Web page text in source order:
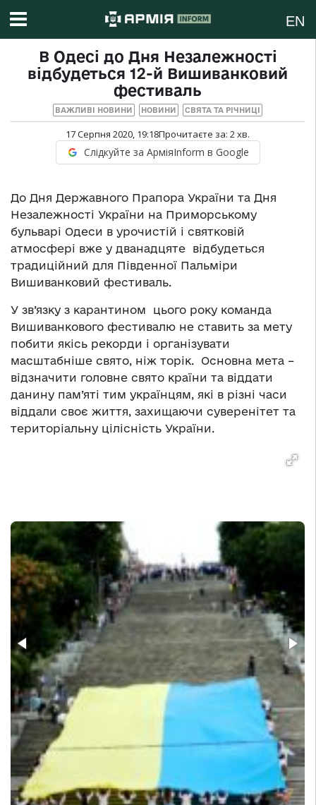
EN
В Одесі до Дня Незалежності
відбудеться 12-й Вишиванковий
фестиваль
ВАЖЛИВІ НОВИНИ НОВИНИ СВЯТА ТА РІЧНИЦІ
17 Серпня 2020, 19:18Прочитаєте за: 2хв.
Слідкуйте за АрміяInform в Google
До Дня Державного Прапора України та Дня
Незалежності України на Приморському
бульварі Одеси в урочистій і святковій
атмосфері вже у дванадцяте відбудеться
традиційний для Південної Пальміри
Вишиванковий фестиваль.
У зв’язку з карантином цього року команда
Вишиванкового фестивалю не ставить за мету
побити якісь рекорди і організувати
масштабніше свято, ніж торік. Основна мета –
відзначити головне свято країни та віддати
данину пам’яті тим українцям, які в різні часи
віддали своє життя, захищаючи суверенітет та
територіальну цілісність України.